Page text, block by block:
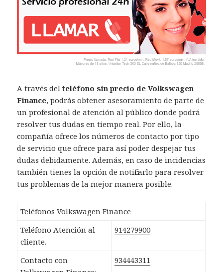
A través delteléfono sin precio de Volkswagen
Finance, podrás obtener asesoramiento de parte de
un profesional de atención al público donde podrá
resolver tus dudas en tiempo real. Por ello, la
compañía ofrece los números de contacto por tipo
de servicio que ofrece para así poder despejar tus
dudas debidamente. Además, en caso de incidencias
también tienes la opción de notificarlo para resolver
tus problemas de la mejor manera posible.
Teléfonos Volkswagen Finance
Teléfono Atención al
cliente.
914279900
Contacto con
934443311